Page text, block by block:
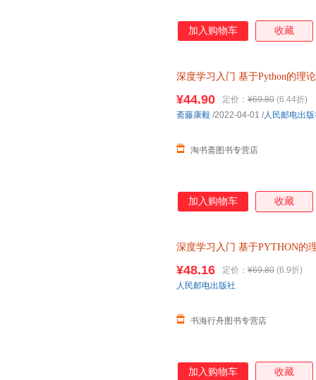
加入购物车 收藏
深度学习入门 基于Python的理
¥44.90 定价： ¥69.80 (6.44折)
淘书斋图书专营店
斋藤康毅 /2022-04-01 /人民邮电出
加入购物车 收藏
深度学习入门 基于PYTHON的
¥48.16 定价： ¥69.80 (6.9折)
书海行舟图书专营店
人民邮电出版社
加入购物车 收藏